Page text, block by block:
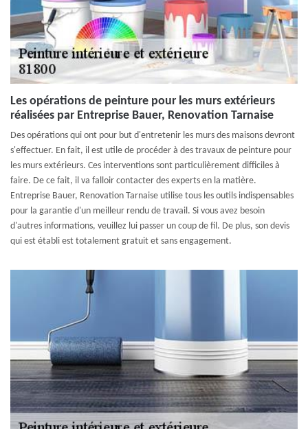
Les opérations de peinture pour les murs extérieurs
réalisées par Entreprise Bauer, Renovation Tarnaise
Des opérations qui ont pour but d'entretenir les murs des maisons devront
s'effectuer. En fait, il est utile de procéder à des travaux de peinture pour
les murs extérieurs. Ces interventions sont particulièrement difficiles à
faire. De ce fait, il va falloir contacter des experts en la matière.
Entreprise Bauer, Renovation Tarnaise utilise tous les outils indispensables
pour la garantie d'un meilleur rendu de travail. Si vous avez besoin
d'autres informations, veuillez lui passer un coup de fil. De plus, son devis
qui est établi est totalement gratuit et sans engagement.